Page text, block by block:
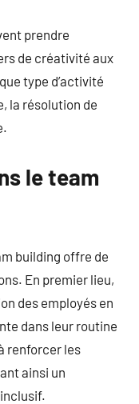
prendre
de créativité aux
type d’activité
la résolution de
le team
building offre de
En premier lieu,
des employés en
dans leur routine
renforcer les
ainsi un